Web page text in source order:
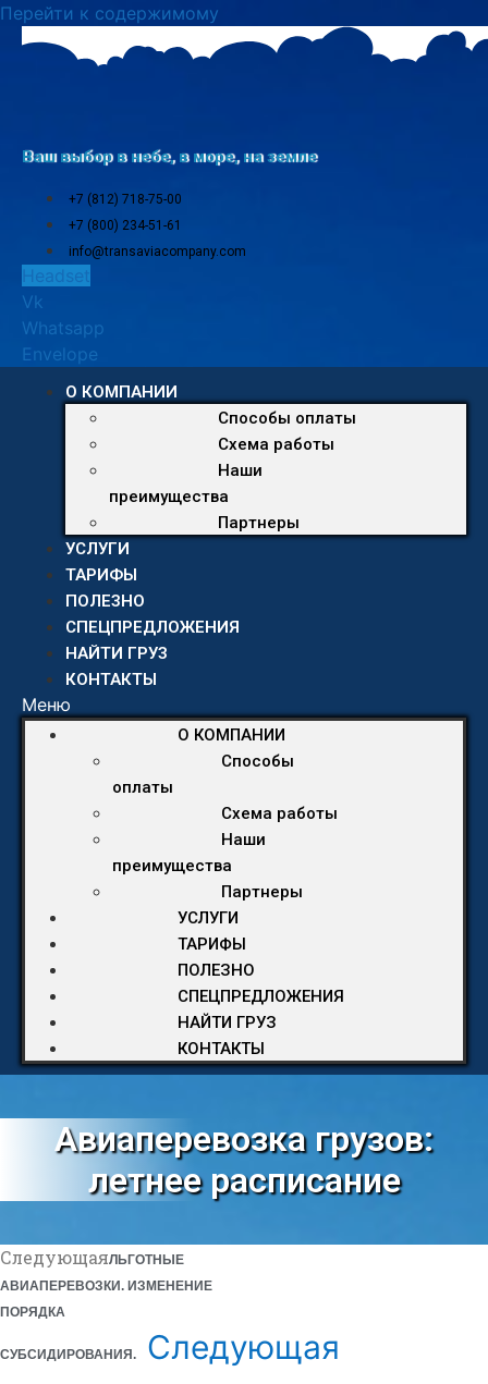
Перейти к содержимому
Ваш выбор в небе, в море, на земле
+7 (812) 718-75-00
+7 (800) 234-51-61
info@transaviacompany.com
Headset
Vk
Whatsapp
Envelope
О КОМПАНИИ
Способы оплаты
Схема работы
Наши
преимущества
Партнеры
УСЛУГИ
ТАРИФЫ
ПОЛЕЗНО
СПЕЦПРЕДЛОЖЕНИЯ
НАЙТИ ГРУЗ
КОНТАКТЫ
Меню
О КОМПАНИИ
Способы
оплаты
Схема работы
Наши
преимущества
Партнеры
УСЛУГИ
ТАРИФЫ
ПОЛЕЗНО
СПЕЦПРЕДЛОЖЕНИЯ
НАЙТИ ГРУЗ
КОНТАКТЫ
Авиаперевозка грузов:
летнее расписание
СледующаяЛЬГОТНЫЕ
АВИАПЕРЕВОЗКИ. ИЗМЕНЕНИЕ
ПОРЯДКА
СУБСИДИРОВАНИЯ. Следующая